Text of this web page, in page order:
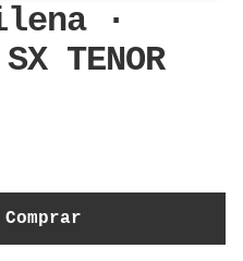
·
TENOR
Comprar